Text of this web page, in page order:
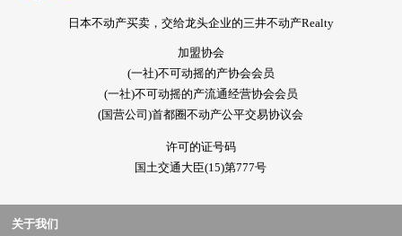
日本不动产买卖，交给龙头企业的三井不动产Realty
加盟协会
(一社)不可动摇的产协会会员
(一社)不可动摇的产流通经营协会会员
(国营公司)首都圈不动产公平交易协议会
许可的证号码
国土交通大臣(15)第777号
关于我们